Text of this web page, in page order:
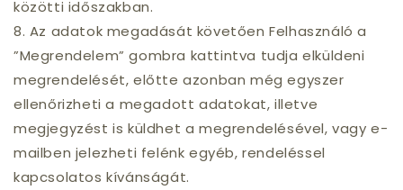
közötti időszakban.
8. Az adatok megadását követően Felhasználó a
”Megrendelem” gombra kattintva tudja elküldeni
megrendelését, előtte azonban még egyszer
ellenőrizheti a megadott adatokat, illetve
megjegyzést is küldhet a megrendelésével, vagy e-
mailben jelezheti felénk egyéb, rendeléssel
kapcsolatos kívánságát.